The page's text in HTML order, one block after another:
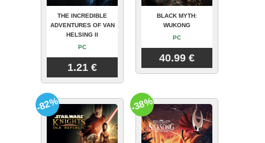
THE INCREDIBLE
ADVENTURES OF VAN
HELSING II
PC
1.21 €
BLACK MYTH:
WUKONG
PC
40.99 €
-82% -38%